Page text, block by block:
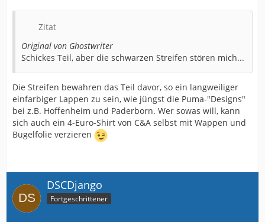
Zitat
Original von Ghostwriter
Schickes Teil, aber die schwarzen Streifen stören mich...
Die Streifen bewahren das Teil davor, so ein langweiliger
einfarbiger Lappen zu sein, wie jüngst die Puma-"Designs"
bei z.B. Hoffenheim und Paderborn. Wer sowas will, kann
sich auch ein 4-Euro-Shirt von C&A selbst mit Wappen und
Bügelfolie verzieren
DSCDjango
Fortgeschrittener